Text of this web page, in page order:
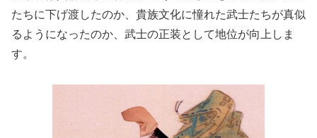
たちに下げ渡したのか、貴族文化に憧れた武士たちが真似
るようになったのか、武士の正装として地位が向上しま
す。